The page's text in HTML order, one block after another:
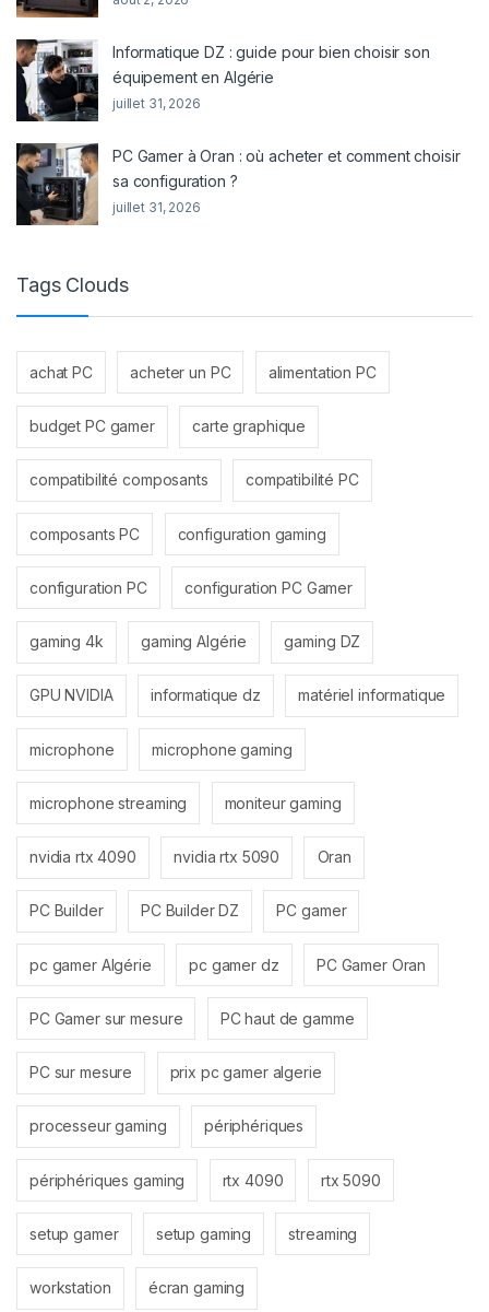
Informatique DZ : guide pour bien choisir son
équipement en Algérie
juillet 31, 2026
PC Gamer à Oran : où acheter et comment choisir
sa configuration ?
juillet 31, 2026
Tags Clouds
achat PC acheter un PC alimentation PC
budget PC gamer carte graphique
compatibilité composants compatibilité PC
composants PC configuration gaming
configuration PC configuration PC Gamer
gaming 4k gaming Algérie gaming DZ
GPU NVIDIA informatique dz matériel informatique
microphone microphone gaming
microphone streaming moniteur gaming
nvidia rtx 4090 nvidia rtx 5090 Oran
PC Builder PC Builder DZ PC gamer
pc gamer Algérie pc gamer dz PC Gamer Oran
PC Gamer sur mesure PC haut de gamme
PC sur mesure prix pc gamer algerie
processeur gaming périphériques
périphériques gaming rtx 4090 rtx 5090
setup gamer setup gaming streaming
workstation écran gaming